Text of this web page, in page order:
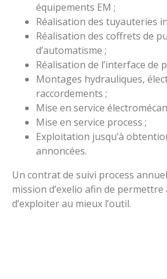
équipements EM ;
Réalisation des tuyauteries
Réalisation des coffrets de
d’automatisme ;
Réalisation de l’interface de
Montages hydrauliques,
raccordements ;
Mise en service
Mise en service process ;
Exploitation jusqu’à
annoncées.
Un contrat de suivi process
mission d’exelio afin de permettre
d’exploiter au mieux l’outil.